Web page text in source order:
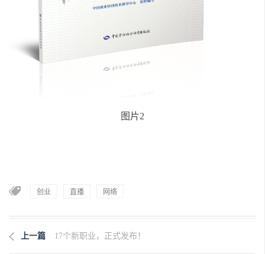
图片2
创业 直播 网络
上一篇 17个新职业，正式发布！